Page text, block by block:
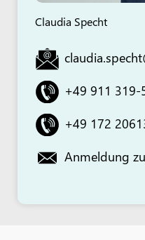
Claudia Specht
+49 911 319-
+49 172
Anmeldung